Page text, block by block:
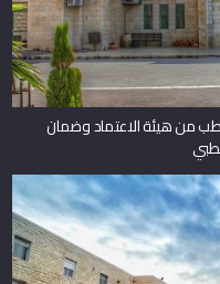
من هيئة الاعتماد وضمان